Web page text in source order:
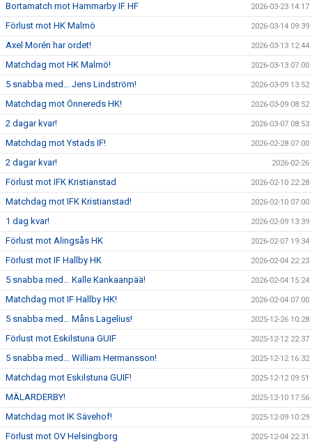
Bortamatch mot Hammarby IF HF 2026-03-23 14:17
Förlust mot HK Malmö 2026-03-14 09:39
Axel Morén har ordet! 2026-03-13 12:44
Matchdag mot HK Malmö! 2026-03-13 07:00
5 snabba med... Jens Lindström! 2026-03-09 13:52
Matchdag mot Önnereds HK! 2026-03-09 08:52
2 dagar kvar! 2026-03-07 08:53
Matchdag mot Ystads IF! 2026-02-28 07:00
2 dagar kvar! 2026-02-26
Förlust mot IFK Kristianstad 2026-02-10 22:28
Matchdag mot IFK Kristianstad! 2026-02-10 07:00
1 dag kvar! 2026-02-09 13:39
Förlust mot Alingsås HK 2026-02-07 19:34
Förlust mot IF Hallby HK 2026-02-04 22:23
5 snabba med... Kalle Kankaanpää! 2026-02-04 15:24
Matchdag mot IF Hallby HK! 2026-02-04 07:00
5 snabba med... Måns Lagelius! 2025-12-26 10:28
Förlust mot Eskilstuna GUIF 2025-12-12 22:37
5 snabba med... William Hermansson! 2025-12-12 16:32
Matchdag mot Eskilstuna GUIF! 2025-12-12 09:51
MÄLARDERBY! 2025-12-10 17:56
Matchdag mot IK Sävehof! 2025-12-09 10:29
Förlust mot OV Helsingborg 2025-12-04 22:31